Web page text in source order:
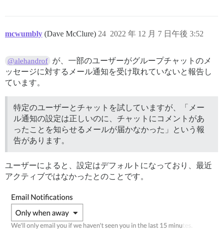
mcwumbly (Dave McClure) 2022 年 12 月 7 日午後 3:52
24
@alehandrof
が、一部のユーザーがグループチャットのメ
ッセージに対するメール通知を受け取れていないと報告し
ています。
特定のユーザーとチャットを試していますが、「メー
ル通知の設定は正しいのに、チャットにコメントがあ
ったことを知らせるメールが届かなかった」という報
告があります。
ユーザーによると、設定はデフォルトになっており、最近
アクティブではなかったとのことです。